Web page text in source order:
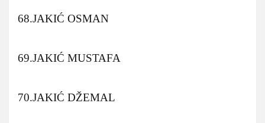
68.JAKIĆ OSMAN
69.JAKIĆ MUSTAFA
70.JAKIĆ DŽEMAL